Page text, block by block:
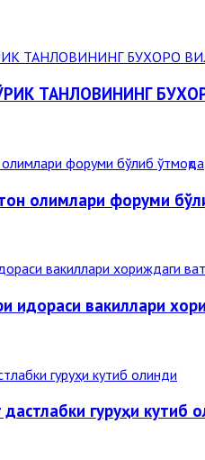
ТАНЛОВИНИНГ
олимлари форуми
идораси вакиллари
гуруҳи кутиб